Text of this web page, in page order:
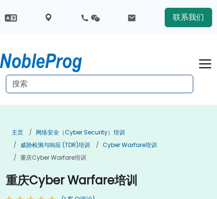
联系我们
主页
网络安全（Cyber Security）培训
威胁检测与响应 (TDR)培训
Cyber Warfare培训
重庆Cyber Warfare培训
重庆Cyber Warfare培训